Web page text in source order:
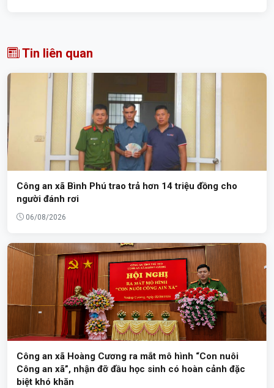
Tin liên quan
Công an xã Bình Phú trao trả hơn 14 triệu đồng cho
người đánh rơi
06/08/2026
Công an xã Hoàng Cương ra mắt mô hình “Con nuôi
Công an xã”, nhận đỡ đầu học sinh có hoàn cảnh đặc
biệt khó khăn